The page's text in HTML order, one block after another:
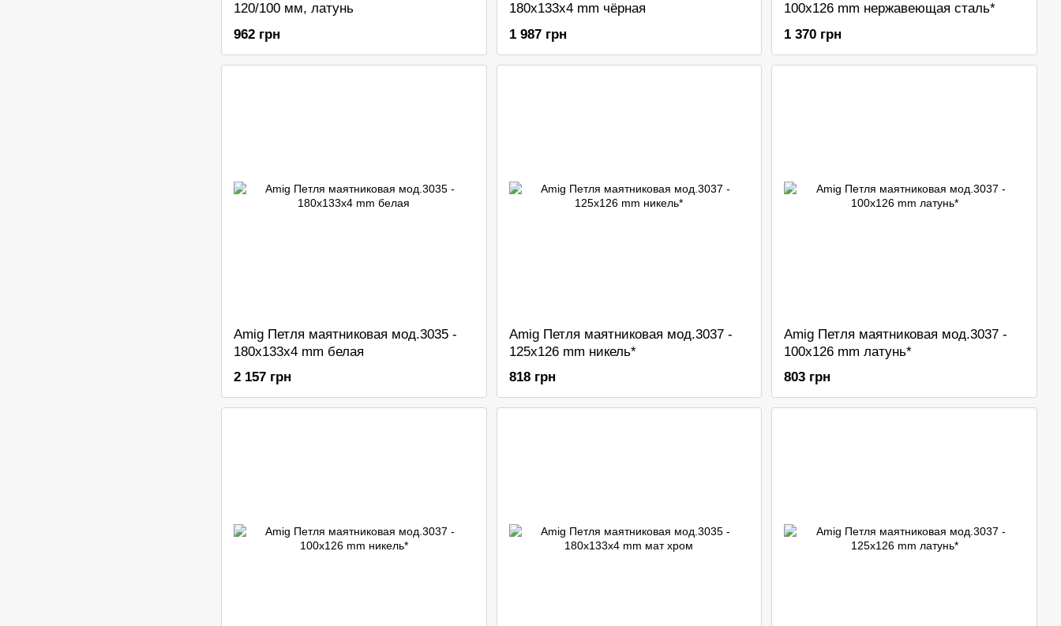
120/100 мм, латунь
962 грн
180x133x4 mm чёрная
1 987 грн
100x126 mm нержавеющая сталь*
1 370 грн
Amig Петля маятниковая мод.3035 -
180x133x4 mm белая
2 157 грн
Amig Петля маятниковая мод.3037 -
125x126 mm никель*
818 грн
Amig Петля маятниковая мод.3037 -
100x126 mm латунь*
803 грн